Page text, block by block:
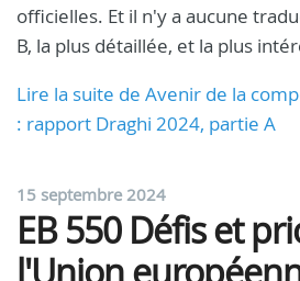
officielles. Et il n'y a aucune
B, la plus détaillée, et la plus
Lire la suite de Avenir de la
: rapport Draghi 2024, partie A
15 septembre 2024
EB 550 Défis et